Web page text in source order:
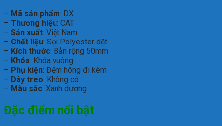
– Mã sản phẩm: DX
– Thương hiệu: CAT
– Sản xuất: Việt Nam
– Chất liệu: Sợi Polyester dệt
– Kích thước: Bản rộng 50mm
– Khóa: Khóa vuông
– Phụ kiện: Đệm hông đi kèm
– Dây treo: Không có
– Màu sắc: Xanh dương
Đặc điểm nổi bật